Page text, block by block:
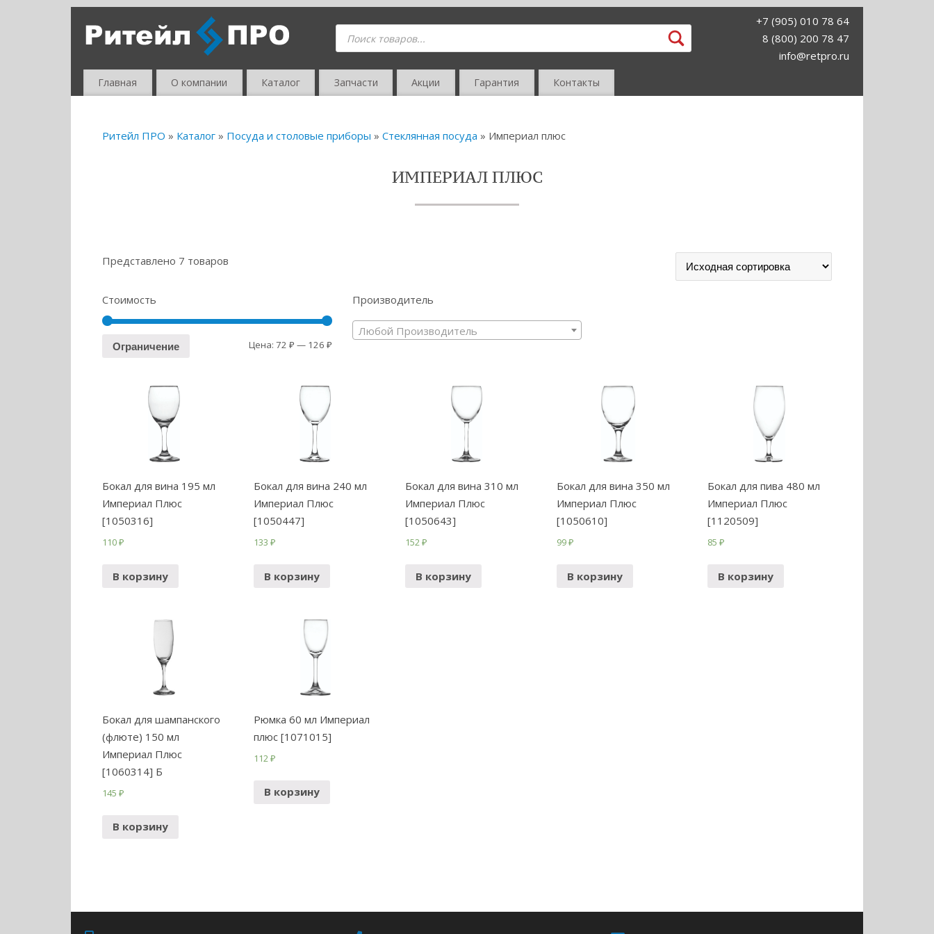
+7 (905) 010 78 64
8 (800) 200 78 47
info@retpro.ru
Главная О компании Каталог Запчасти Акции Гарантия Контакты
Ритейл ПРО » Каталог » Посуда и столовые приборы » Стеклянная посуда » Империал плюс
ИМПЕРИАЛ ПЛЮС
Представлено 7 товаров
Стоимость
Ограничение Цена: 72 ₽ — 126 ₽
Производитель
Любой Производитель
Бокал для вина 195 мл
Империал Плюс
[1050316]
110₽
В корзину
Бокал для вина 240 мл
Империал Плюс
[1050447]
133 ₽
В корзину
Бокал для вина 310 мл
Империал Плюс
[1050643]
152₽
В корзину
Бокал для вина 350 мл
Империал Плюс
[1050610]
99₽
В корзину
Бокал для пива 480 мл
Империал Плюс
[1120509]
85₽
В корзину
Бокал для шампанского
(флюте) 150 мл
Империал Плюс
[1060314] Б
145 ₽
В корзину
Рюмка 60 мл Империал
плюс [1071015]
112₽
В корзину